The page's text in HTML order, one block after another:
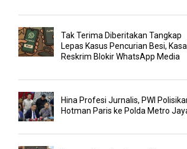
Tak Terima Diberitakan Tangkap
Lepas Kasus Pencurian Besi,
Reskrim Blokir WhatsApp Media
Hina Profesi Jurnalis, PWI
Hotman Paris ke Polda Metro